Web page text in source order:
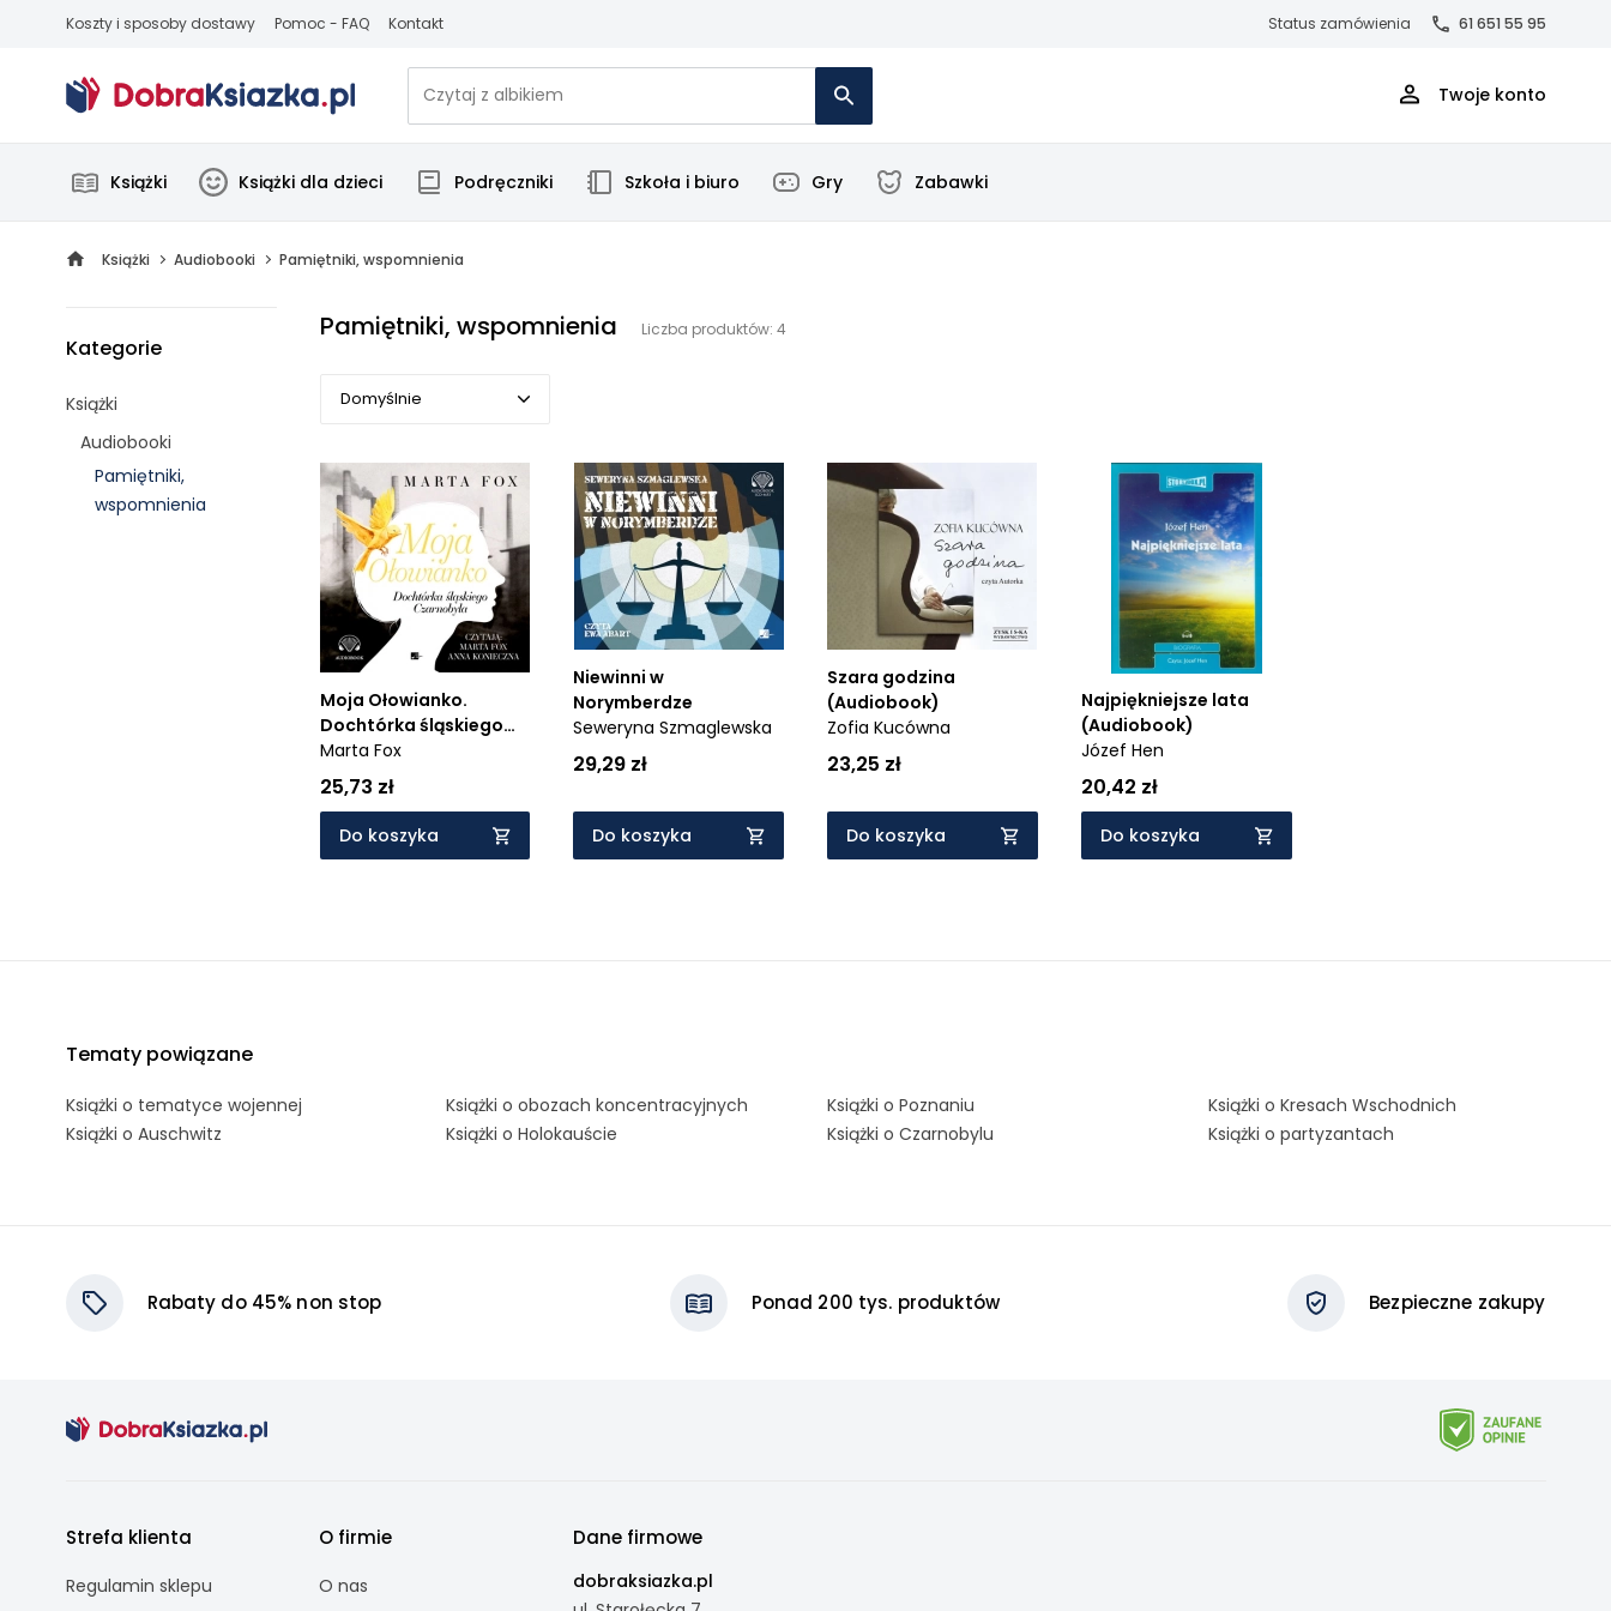
Koszty i sposoby dostawy Pomoc - FAQ Kontakt Status zamówienia 61 651 55 95
Twoje konto
Książki Książki dla dzieci Podręczniki Szkoła i biuro Gry Zabawki
Książki Audiobooki Pamiętniki, wspomnienia
Kategorie
Książki
Audiobooki
Pamiętniki,
wspomnienia
Pamiętniki, wspomnienia Liczba produktów: 4
Domyślnie
Domyślnie
Popularne
Cena rosnąco
Cena malejąco
Od najnowszych
Od najstarszych
Moja Ołowianko.
Dochtórka śląskiego
Czarnobyla
Marta Fox
25,73 zł
Do koszyka
Niewinni w
Norymberdze
Seweryna Szmaglewska
29,29 zł
Do koszyka
Szara godzina
(Audiobook)
Zofia Kucówna
23,25 zł
Do koszyka
Najpiękniejsze lata
(Audiobook)
Józef Hen
20,42 zł
Do koszyka
Tematy powiązane
Książki o tematyce wojennej
Książki o Auschwitz
Książki o obozach koncentracyjnych
Książki o Holokauście
Książki o Poznaniu
Książki o Czarnobylu
Książki o Kresach Wschodnich
Książki o partyzantach
Rabaty do 45% non stop Ponad 200 tys. produktów Bezpieczne zakupy
Strefa klienta
Regulamin sklepu
O firmie
O nas
Dane firmowe
dobraksiazka.pl